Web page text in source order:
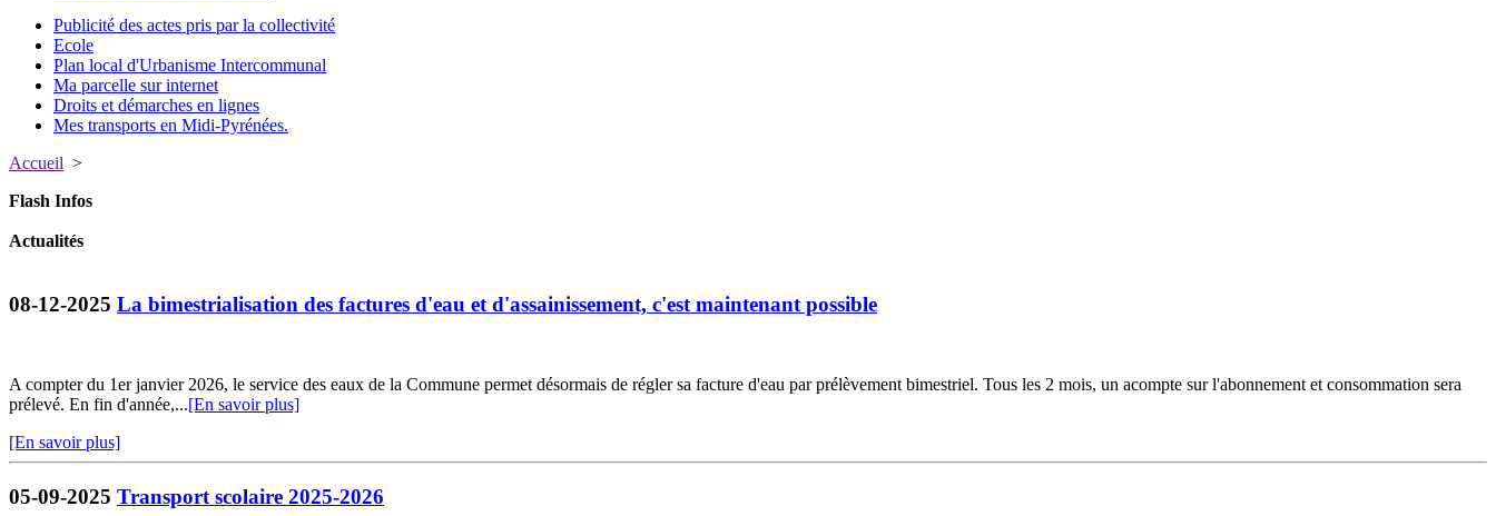
Publicité des actes pris par la collectivité
Ecole
Plan local d'Urbanisme Intercommunal
Ma parcelle sur internet
Droits et démarches en lignes
Mes transports en Midi-Pyrénées.
Accueil >
Flash Infos
Actualités
08-12-2025 La bimestrialisation des factures d'eau et d'assainissement, c'est maintenant possible
A compter du 1er janvier 2026, le service des eaux de la Commune permet désormais de régler sa facture d'eau par prélèvement bimestriel. Tous les 2 mois, un acompte sur l'abonnement et consommation sera
prélevé. En fin d'année,...[En savoir plus]
[En savoir plus]
05-09-2025 Transport scolaire 2025-2026